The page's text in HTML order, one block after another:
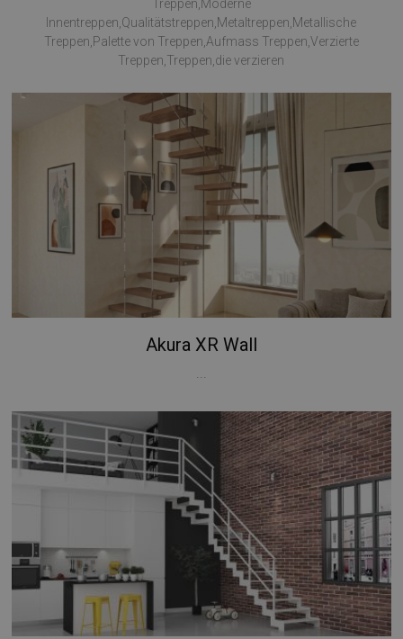
Treppen,Moderne
Innentreppen,Qualitätstreppen,Metaltreppen,Metallische
Treppen,Palette von Treppen,Aufmass Treppen,Verzierte
Treppen,Treppen,die verzieren
Akura XR Wall